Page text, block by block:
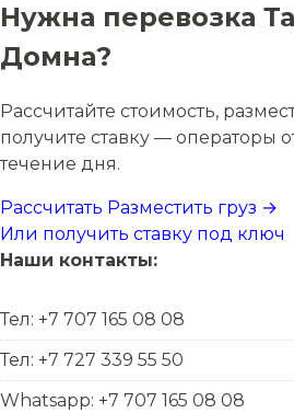
Нужна перевозка
Домна?
Рассчитайте стоимость,
получите ставку — операторы
течение дня.
Рассчитать Разместить груз →
Или получить ставку под ключ
Наши контакты:
Тел: +7 707 165 08 08
Тел: +7 727 339 55 50
Whatsapp: +7 707 165 08 08